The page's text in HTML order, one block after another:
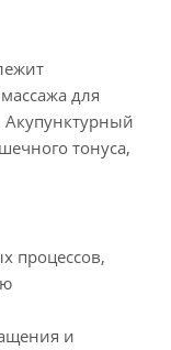
для
Акупунктурный
тонуса,
процессов,
и